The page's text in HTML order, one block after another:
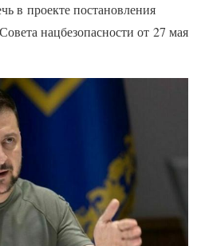
в проекте постановления
нацбезопасности от 27 мая